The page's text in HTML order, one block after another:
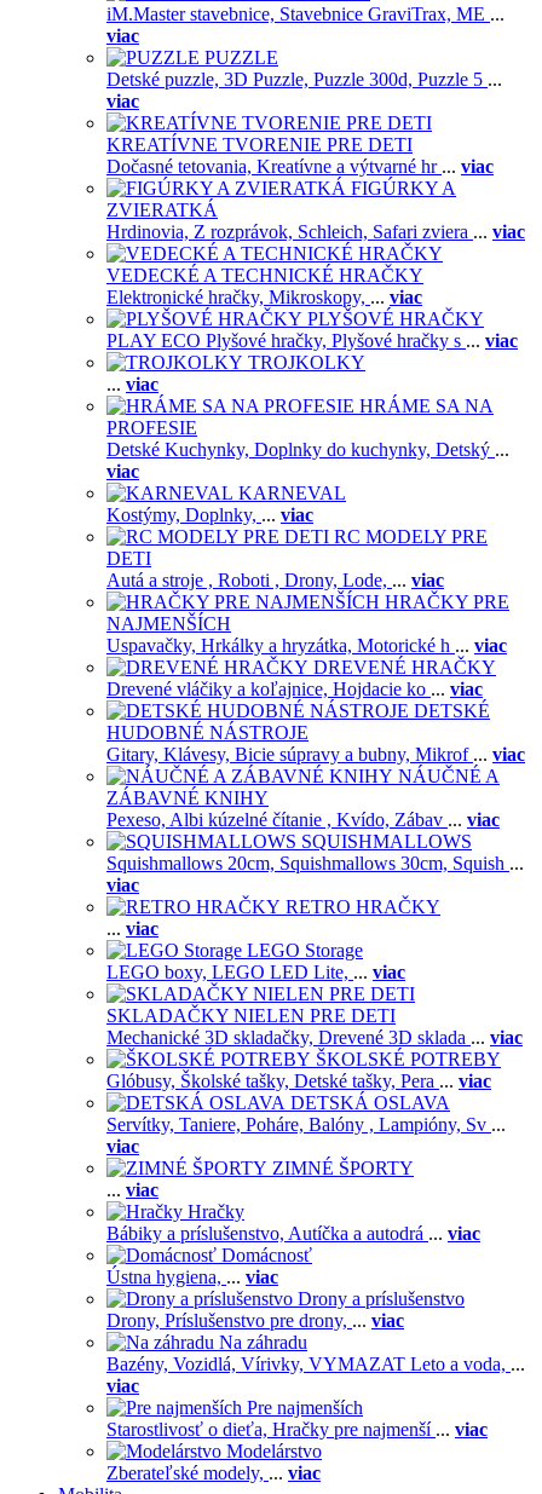
iM.Master stavebnice, Stavebnice GraviTrax, ME ...
viac
PUZZLE
Detské puzzle, 3D Puzzle, Puzzle 300d, Puzzle 5 ...
viac
KREATÍVNE TVORENIE PRE DETI
Dočasné tetovania, Kreatívne a výtvarné hr ... viac
FIGÚRKY A
ZVIERATKÁ
Hrdinovia, Z rozprávok, Schleich, Safari zviera ... viac
VEDECKÉ A TECHNICKÉ HRAČKY
Elektronické hračky, Mikroskopy, ... viac
PLYŠOVÉ HRAČKY
PLAY ECO Plyšové hračky, Plyšové hračky s ... viac
TROJKOLKY
... viac
HRÁME SA NA
PROFESIE
Detské Kuchynky, Doplnky do kuchynky, Detský ...
viac
KARNEVAL
Kostýmy, Doplnky, ... viac
RC MODELY PRE
DETI
Autá a stroje , Roboti , Drony, Lode, ... viac
HRAČKY PRE
NAJMENŠÍCH
Uspavačky, Hrkálky a hryzátka, Motorické h ... viac
DREVENÉ HRAČKY
Drevené vláčiky a koľajnice, Hojdacie ko ... viac
DETSKÉ
HUDOBNÉ NÁSTROJE
Gitary, Klávesy, Bicie súpravy a bubny, Mikrof ... viac
NÁUČNÉ A
ZÁBAVNÉ KNIHY
Pexeso, Albi kúzelné čítanie , Kvído, Zábav ... viac
SQUISHMALLOWS
Squishmallows 20cm, Squishmallows 30cm, Squish ...
viac
RETRO HRAČKY
... viac
LEGO Storage
LEGO boxy, LEGO LED Lite, ... viac
SKLADAČKY NIELEN PRE DETI
Mechanické 3D skladačky, Drevené 3D sklada ... viac
ŠKOLSKÉ POTREBY
Glóbusy, Školské tašky, Detské tašky, Pera ... viac
DETSKÁ OSLAVA
Servítky, Taniere, Poháre, Balóny , Lampióny, Sv ...
viac
ZIMNÉ ŠPORTY
... viac
Hračky
Bábiky a príslušenstvo, Autíčka a autodrá ... viac
Domácnosť
Ústna hygiena, ... viac
Drony a príslušenstvo
Drony, Príslušenstvo pre drony, ... viac
Na záhradu
Bazény, Vozidlá, Vírivky, VYMAZAT Leto a voda, ...
viac
Pre najmenších
Starostlivosť o dieťa, Hračky pre najmenší ... viac
Modelárstvo
Zberateľské modely, ... viac